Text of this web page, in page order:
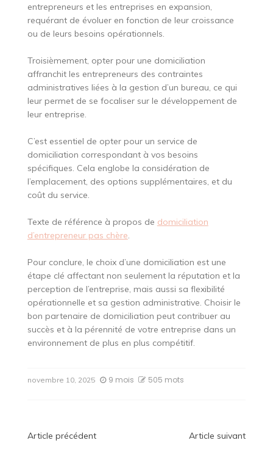
entrepreneurs et les entreprises en expansion,
requérant de évoluer en fonction de leur croissance
ou de leurs besoins opérationnels.
Troisièmement, opter pour une domiciliation
affranchit les entrepreneurs des contraintes
administratives liées à la gestion d’un bureau, ce qui
leur permet de se focaliser sur le développement de
leur entreprise.
C’est essentiel de opter pour un service de
domiciliation correspondant à vos besoins
spécifiques. Cela englobe la considération de
l’emplacement, des options supplémentaires, et du
coût du service.
Texte de référence à propos de domiciliation
d’entrepreneur pas chère.
Pour conclure, le choix d’une domiciliation est une
étape clé affectant non seulement la réputation et la
perception de l’entreprise, mais aussi sa flexibilité
opérationnelle et sa gestion administrative. Choisir le
bon partenaire de domiciliation peut contribuer au
succès et à la pérennité de votre entreprise dans un
environnement de plus en plus compétitif.
novembre 10, 2025 9 mois 505 mots
Navigation
Article précédent Article suivant